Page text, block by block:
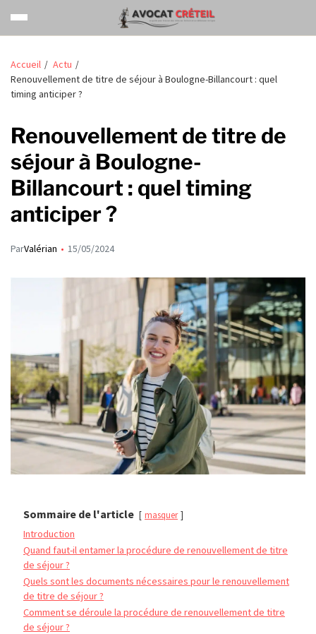
Accueil
Actu
Renouvellement de titre de séjour à Boulogne-Billancourt : quel
timing anticiper ?
Renouvellement de titre de
séjour à Boulogne-
Billancourt : quel timing
anticiper ?
ParValérian 15/05/2024
Sommaire de l'article masquer
Introduction
Quand faut-il entamer la procédure de renouvellement de titre
de séjour ?
Quels sont les documents nécessaires pour le renouvellement
de titre de séjour ?
Comment se déroule la procédure de renouvellement de titre
de séjour ?